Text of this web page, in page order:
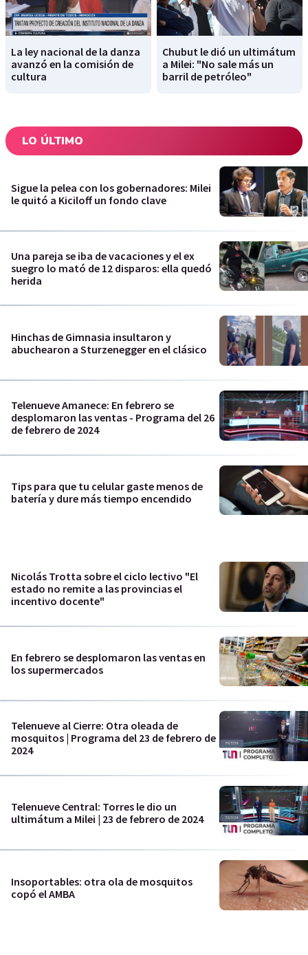
La ley nacional de la danza
avanzó en la comisión de
cultura
Chubut le dió un ultimátum
a Milei: "No sale más un
barril de petróleo"
LO ÚLTIMO
Sigue la pelea con los gobernadores: Milei
le quitó a Kiciloff un fondo clave
Una pareja se iba de vacaciones y el ex
suegro lo mató de 12 disparos: ella quedó
herida
Hinchas de Gimnasia insultaron y
abuchearon a Sturzenegger en el clásico
Telenueve Amanece: En febrero se
desplomaron las ventas - Programa del 26
de febrero de 2024
Tips para que tu celular gaste menos de
batería y dure más tiempo encendido
Nicolás Trotta sobre el ciclo lectivo "El
estado no remite a las provincias el
incentivo docente"
En febrero se desplomaron las ventas en
los supermercados
Telenueve al Cierre: Otra oleada de
mosquitos | Programa del 23 de febrero de
2024
Telenueve Central: Torres le dio un
ultimátum a Milei | 23 de febrero de 2024
Insoportables: otra ola de mosquitos
copó el AMBA